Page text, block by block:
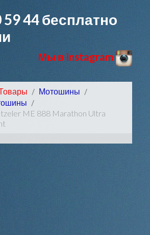
59 44бесплатно
Мы в Instagram
Мотошины
ME 888 Marathon Ultra